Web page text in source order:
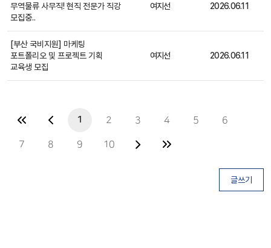
일반
무역물류 사무직! 현직 전문가 직강
모집중..
여지선 2026.06.11
일반
[부산 국비지원] 마케팅
포트폴리오 및 프로젝트 기획
교육생 모집
여지선 2026.06.11
1 2 3 4 5 6
7 8 9 10
글쓰기